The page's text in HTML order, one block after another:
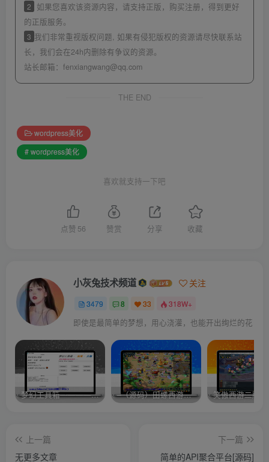
2
如果您喜欢该资源内容，请支持正版，购买注册，得到更好
的正版服务。
3 我们非常重视版权问题, 如果有侵犯版权的资源请尽快联系站
长，我们会在24h内删除有争议的资源。
站长邮箱： fenxiangwang@qq.com
THE END
wordpress美化
# wordpress美化
喜欢就支持一下吧
点赞 56 赞赏 分享 收藏
小灰兔技术频道 关注
3479 8 33 318W+
即使是最简单的梦想，用心浇灌，也能开出绚烂的花
梦幻工具箱————-免费 –（源码）田螺西游9.0 假人摆摊18门派飞升渡劫化圣助战最新BB谛听…. 笑傲西游二版-
上一篇
无更多文章
下一篇
简单的API聚合平台[源码]